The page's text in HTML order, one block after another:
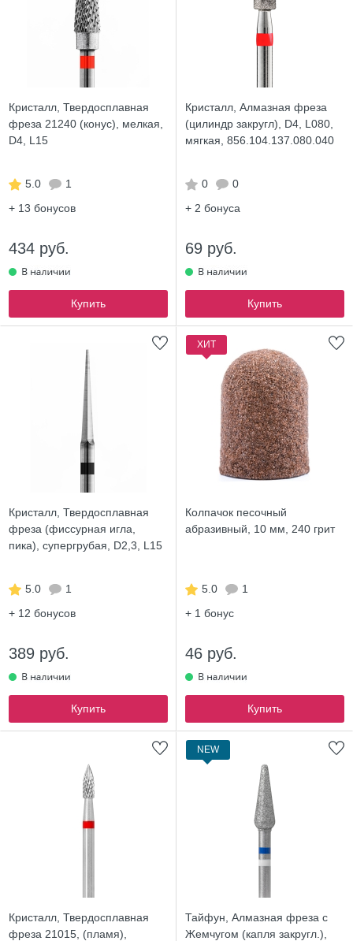
Кристалл, Твердосплавная
фреза 21240 (конус), мелкая,
D4, L15
5.0
1
+ 13 бонусов
434 руб.
Купить
Кристалл, Алмазная фреза
(цилиндр закругл), D4, L080,
мягкая, 856.104.137.080.040
0
0
+ 2 бонуса
69 руб.
Купить
Кристалл, Твердосплавная
фреза (фиссурная игла,
пика), супергрубая, D2,3, L15
5.0
1
+ 12 бонусов
389 руб.
Купить
ХИТ
Колпачок песочный
абразивный, 10 мм, 240 грит
5.0
1
+ 1 бонус
46 руб.
Купить
Кристалл, Твердосплавная
фреза 21015, (пламя),
NEW
Тайфун, Алмазная фреза с
Жемчугом (капля закругл.),